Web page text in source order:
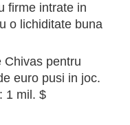
firme intrate in
o lichiditate buna
Chivas pentru
euro pusi in joc.
1 mil. $